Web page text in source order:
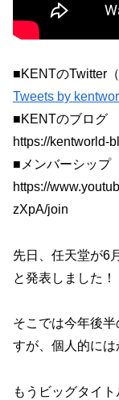
■KENTのTwitter（
Tweets by
■KENTのブログ
https://kentworld-
■メンバーシップ
https://
zXpA/join
先日、任天堂が6
と発表しました！
そこでは今年後
すが、個人的には
もうビッグタイ